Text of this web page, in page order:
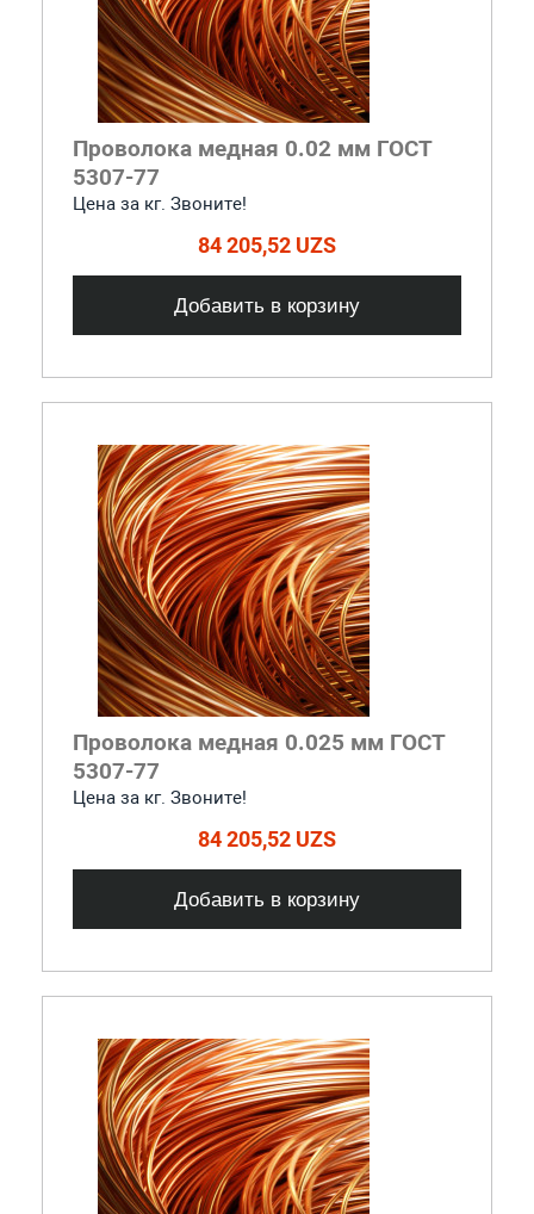
Проволока медная 0.02 мм ГОСТ
5307-77
Цена за кг. Звоните!
84 205,52 UZS
Добавить в корзину
Проволока медная 0.025 мм ГОСТ
5307-77
Цена за кг. Звоните!
84 205,52 UZS
Добавить в корзину